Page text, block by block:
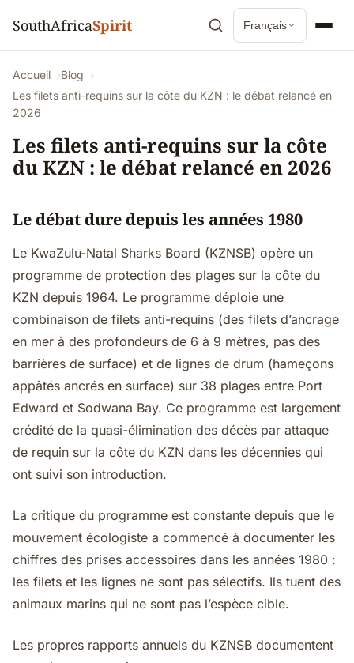
SouthAfricaSpirit Français
Accueil
Blog
Les filets anti-requins sur la côte du KZN : le débat relancé en
2026
Les filets anti-requins sur la côte
du KZN : le débat relancé en 2026
Le débat dure depuis les années 1980
Le KwaZulu-Natal Sharks Board (KZNSB) opère un
programme de protection des plages sur la côte du
KZN depuis 1964. Le programme déploie une
combinaison de filets anti-requins (des filets d’ancrage
en mer à des profondeurs de 6 à 9 mètres, pas des
barrières de surface) et de lignes de drum (hameçons
appâtés ancrés en surface) sur 38 plages entre Port
Edward et Sodwana Bay. Ce programme est largement
crédité de la quasi-élimination des décès par attaque
de requin sur la côte du KZN dans les décennies qui
ont suivi son introduction.
La critique du programme est constante depuis que le
mouvement écologiste a commencé à documenter les
chiffres des prises accessoires dans les années 1980 :
les filets et les lignes ne sont pas sélectifs. Ils tuent des
animaux marins qui ne sont pas l’espèce cible.
Les propres rapports annuels du KZNSB documentent